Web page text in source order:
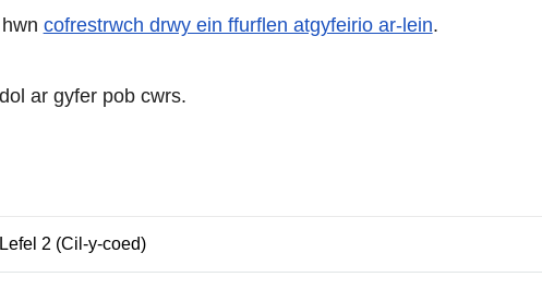
cofrestrwch drwy ein ffurflen atgyfeirio ar-lein.
ar gyfer pob cwrs.
2 (Cil-y-coed)